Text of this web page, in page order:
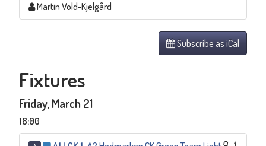
Martin Vold-Kjelgård
Subscribe as iCal
Fixtures
Friday, March 21
18:00